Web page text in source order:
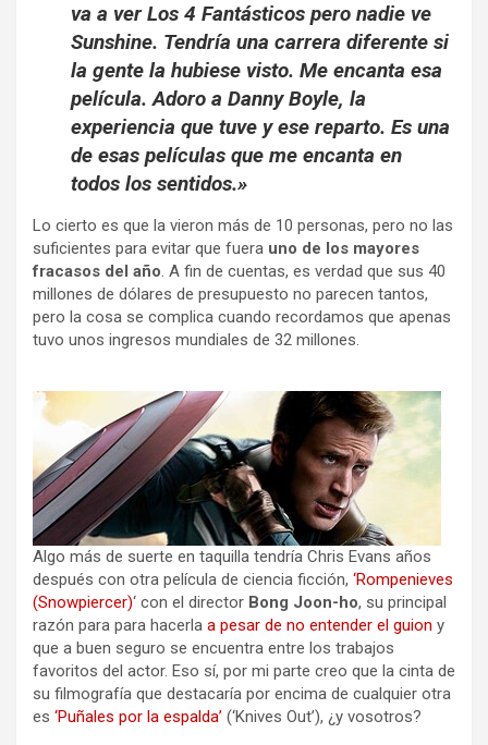
va a ver Los 4 Fantásticos pero nadie ve
Sunshine. Tendría una carrera diferente si
la gente la hubiese visto. Me encanta esa
película. Adoro a Danny Boyle, la
experiencia que tuve y ese reparto. Es una
de esas películas que me encanta en
todos los sentidos.»
Lo cierto es que la vieron más de 10 personas, pero no las
suficientes para evitar que fuera uno de los mayores
fracasos del año. A fin de cuentas, es verdad que sus 40
millones de dólares de presupuesto no parecen tantos,
pero la cosa se complica cuando recordamos que apenas
tuvo unos ingresos mundiales de 32 millones.
Algo más de suerte en taquilla tendría Chris Evans años
después con otra película de ciencia ficción, ‘Rompenieves
(Snowpiercer)‘ con el director Bong Joon-ho, su principal
razón para para hacerla a pesar de no entender el guion y
que a buen seguro se encuentra entre los trabajos
favoritos del actor. Eso sí, por mi parte creo que la cinta de
su filmografía que destacaría por encima de cualquier otra
es ‘Puñales por la espalda’ (‘Knives Out’), ¿y vosotros?